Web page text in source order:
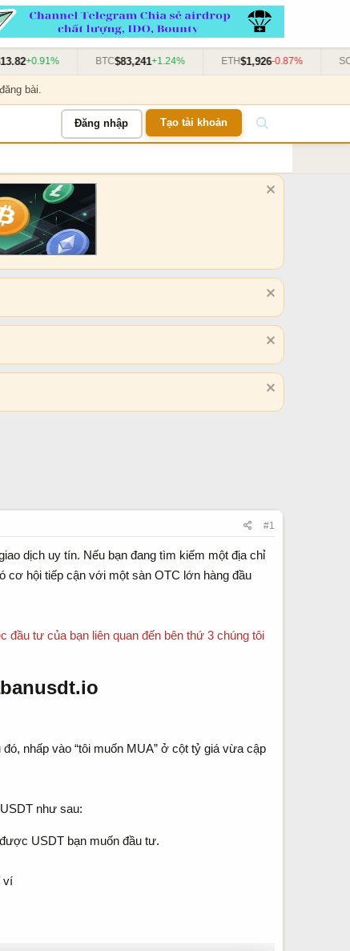
$83,241+1.24% $1,926-0.87%
bài.
Đăng nhập Tạo tài khoản
#1
dịch uy tín. Nếu bạn đang tìm kiếm một địa chỉ
cơ hội tiếp cận với một sàn OTC lớn hàng đầu
đầu tư của bạn liên quan đến bên thứ 3 chúng tôi
nhấp vào “tôi muốn MUA” ở cột tỷ giá vừa cập
như sau:
USDT bạn muốn đầu tư.
ví